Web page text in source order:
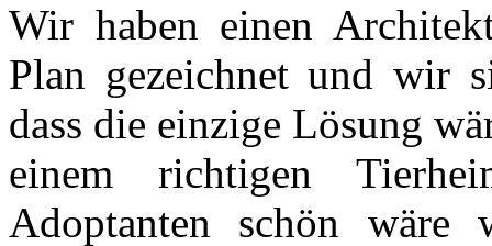
Wir haben einen
Plan gezeichnet und wir
dass die einzige Lösung
einem richtigen
Adoptanten schön